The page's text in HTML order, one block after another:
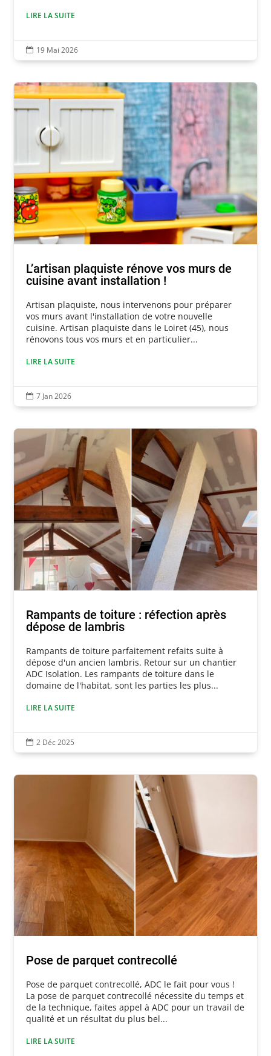
LIRE LA SUITE
 19 Mai 2026
L’artisan plaquiste rénove vos murs de
cuisine avant installation !
Artisan plaquiste, nous intervenons pour préparer
vos murs avant l'installation de votre nouvelle
cuisine. Artisan plaquiste dans le Loiret (45), nous
rénovons tous vos murs et en particulier...
LIRE LA SUITE
 7 Jan 2026
Rampants de toiture : réfection après
dépose de lambris
Rampants de toiture parfaitement refaits suite à
dépose d'un ancien lambris. Retour sur un chantier
ADC Isolation. Les rampants de toiture dans le
domaine de l'habitat, sont les parties les plus...
LIRE LA SUITE
 2 Déc 2025
Pose de parquet contrecollé
Pose de parquet contrecollé, ADC le fait pour vous !
La pose de parquet contrecollé nécessite du temps et
de la technique, faites appel à ADC pour un travail de
qualité et un résultat du plus bel...
LIRE LA SUITE